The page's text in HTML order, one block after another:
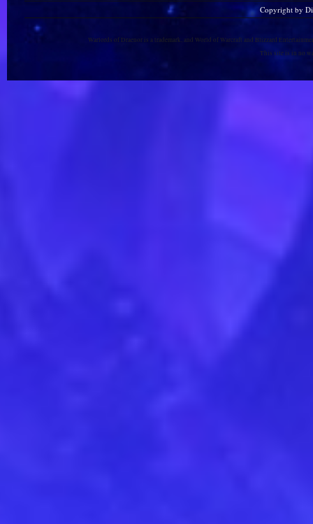
Copyright by
Warlords of Draenor is a trademark, and World of Warcraft and Blizzard
This site is in no